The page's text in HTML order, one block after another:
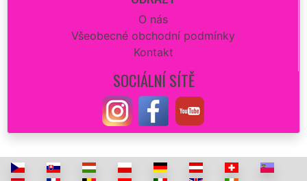
O nás
Všeobecné obchodní podmínky
Kontakt
SOCIÁLNÍ SÍTĚ